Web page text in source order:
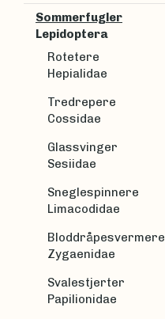
Sommerfugler
Lepidoptera
Rotetere
Hepialidae
Tredrepere
Cossidae
Glassvinger
Sesiidae
Sneglespinnere
Limacodidae
Bloddråpesvermere
Zygaenidae
Svalestjerter
Papilionidae